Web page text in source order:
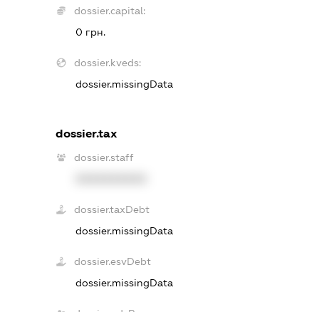
dossier.capital:
0 грн.
dossier.kveds:
dossier.missingData
dossier.tax
dossier.staff
dossier.taxDebt
dossier.missingData
dossier.esvDebt
dossier.missingData